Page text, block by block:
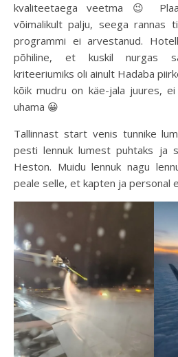
kvaliteetaega veetma 😉
võimalikult palju, seega rannas
programmi ei arvestanud.
põhiline, et kuskil nurgas
kriteeriumiks oli ainult Hadaba
kõik mudru on käe-jala juures,
uhama 😀
Tallinnast start venis tunnike
pesti lennuk lumest puhtaks ja
Heston. Muidu lennuk nagu
peale selle, et kapten ja personal